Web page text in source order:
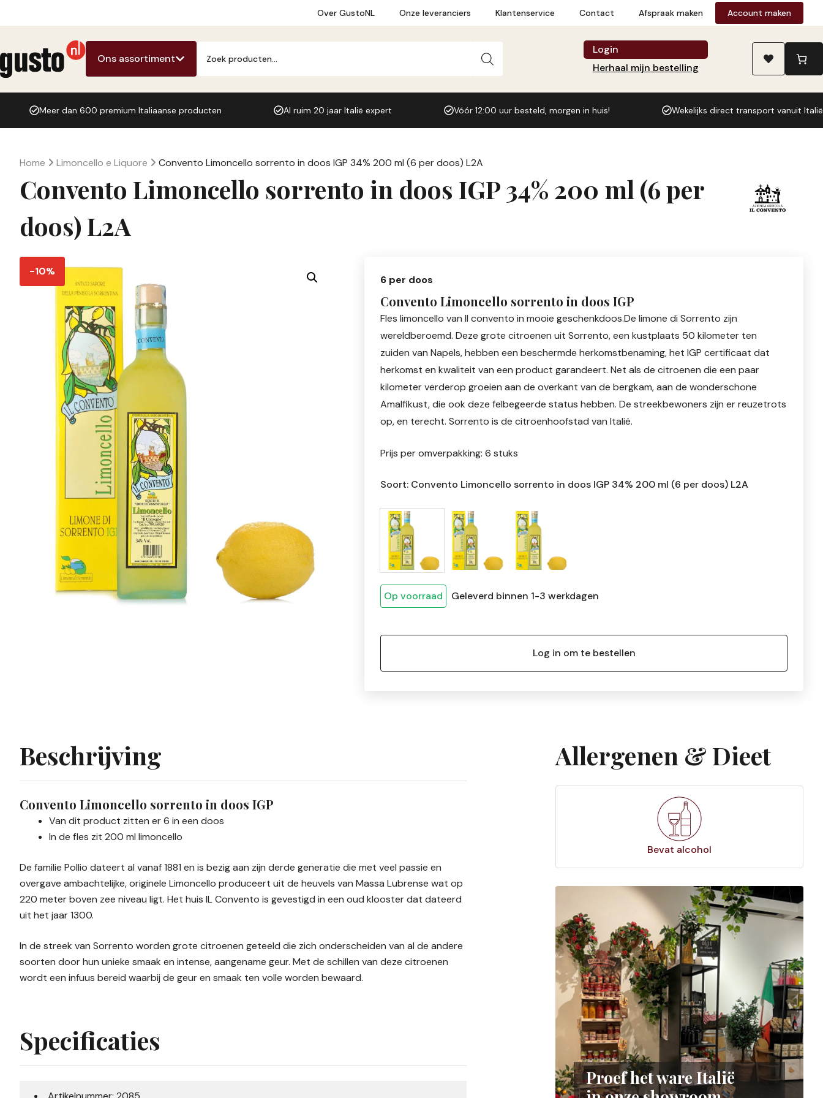
naar
inhoud
Over GustoNL Onze leveranciers Klantenservice Contact Afspraak maken Account maken
Ons assortiment
Producten
zoeken
Login
Herhaal mijn bestelling
Meer dan 600 premium Italiaanse producten Al ruim 20 jaar Italië expert Vóór 12:00 uur besteld, morgen in huis! Wekelijks direct transport vanuit Italië
Home Limoncello e Liquore Convento Limoncello sorrento in doos IGP 34% 200 ml (6 per doos) L2A
Convento Limoncello sorrento in doos IGP 34% 200 ml (6 per
doos) L2A
-10%
6 per doos
Convento Limoncello sorrento in doos IGP
Fles limoncello van Il convento in mooie geschenkdoos.De limone di Sorrento zijn
wereldberoemd. Deze grote citroenen uit Sorrento, een kustplaats 50 kilometer ten
zuiden van Napels, hebben een beschermde herkomstbenaming, het IGP certificaat dat
herkomst en kwaliteit van een product garandeert. Net als de citroenen die een paar
kilometer verderop groeien aan de overkant van de bergkam, aan de wonderschone
Amalfikust, die ook deze felbegeerde status hebben. De streekbewoners zijn er reuzetrots
op, en terecht. Sorrento is de citroenhoofstad van Italië.
Prijs per omverpakking: 6 stuks
Soort: Convento Limoncello sorrento in doos IGP 34% 200 ml (6 per doos) L2A
Op voorraad Geleverd binnen 1-3 werkdagen
Log in om te bestellen
Beschrijving
Convento Limoncello sorrento in doos IGP
Van dit product zitten er 6 in een doos
In de fles zit 200 ml limoncello
De familie Pollio dateert al vanaf 1881 en is bezig aan zijn derde generatie die met veel passie en
overgave ambachtelijke, originele Limoncello produceert uit de heuvels van Massa Lubrense wat op
220 meter boven zee niveau ligt. Het huis IL Convento is gevestigd in een oud klooster dat dateerd
uit het jaar 1300.
In de streek van Sorrento worden grote citroenen geteeld die zich onderscheiden van al de andere
soorten door hun unieke smaak en intense, aangename geur. Met de schillen van deze citroenen
wordt een infuus bereid waarbij de geur en smaak ten volle worden bewaard.
Specificaties
Allergenen & Dieet
Bevat alcohol
Proef het ware Italië
€59,94.
€53,94.
sorrento
in
200
ml
aantal